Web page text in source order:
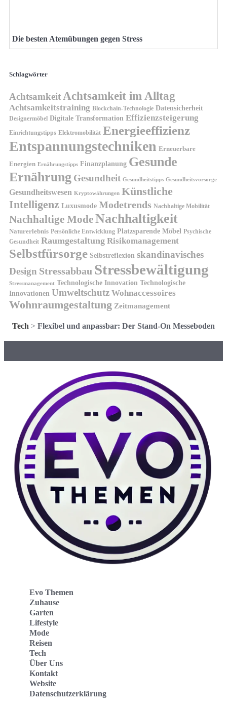
Die besten Atemübungen gegen Stress
Schlagwörter
AchtsamkeitAchtsamkeit im Alltag
Achtsamkeitstraining Blockchain-Technologie Datensicherheit
Designermöbel Digitale Transformation Effizienzsteigerung
Einrichtungstipps Elektromobilität Energieeffizienz
Entspannungstechniken Erneuerbare
Energien Ernährungstipps Finanzplanung Gesunde
Ernährung Gesundheit Gesundheitstipps Gesundheitsvorsorge
Gesundheitswesen Kryptowährungen Künstliche
Intelligenz Luxusmode Modetrends Nachhaltige Mobilität
Nachhaltige ModeNachhaltigkeit
Naturerlebnis Persönliche Entwicklung Platzsparende Möbel Psychische
Gesundheit Raumgestaltung Risikomanagement
Selbstfürsorge Selbstreflexion skandinavisches
Design Stressabbau Stressbewältigung
Stressmanagement Technologische Innovation Technologische
Innovationen Umweltschutz Wohnaccessoires
Wohnraumgestaltung Zeitmanagement
Tech > Flexibel und anpassbar: Der Stand-On Messeboden
Evo Themen
Zuhause
Garten
Lifestyle
Mode
Reisen
Tech
Über Uns
Kontakt
Website
Datenschutzerklärung